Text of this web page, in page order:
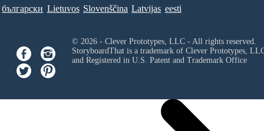
български Lietuvos Slovenščina Latvijas eesti
© 2026 - Clever Prototypes, LLC - All rights reserved.
StoryboardThat is a trademark of Clever Prototypes,
and Registered in U.S. Patent and Trademark Office